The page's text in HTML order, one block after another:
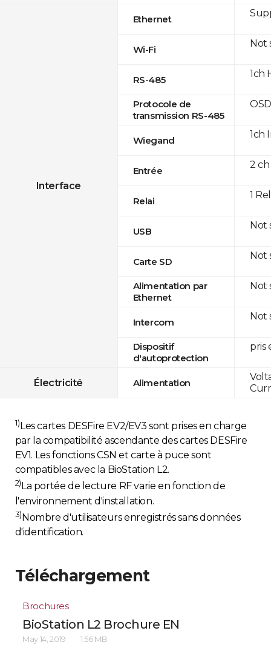
Interface
Ethernet
Wi-Fi
RS-485
Protocole de
transmission RS-485
Wiegand
Entrée
Relai
USB
Carte SD
Alimentation par
Ethernet
Intercom
Dispositif
d'autoprotection
Électricité Alimentation
Not
1ch
1ch
2
1
Not
Not
Not
Not
pris
1) Les cartes DESFire EV2/EV3 sont prises en charge
par la compatibilité ascendante des cartes DESFire
EV1. Les fonctions CSN et carte à puce sont
compatibles avec la BioStation L2.
2) La portée de lecture RF varie en fonction de
l'environnement d'installation.
3)Nombre d'utilisateurs enregistrés sans données
d'identification.
Téléchargement
Brochures
BioStation L2 Brochure EN
May 14, 2019 1.56 MB